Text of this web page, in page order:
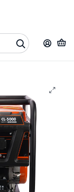
o retiro en
📞 +56 9 3730 2311
Generadores
5000 (5.5 kW